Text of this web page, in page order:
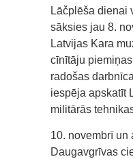
Lāčplēša dienai
sāksies jau 8.
Latvijas Kara
cīnītāju
radošas
iespēja apskatīt
militārās
10. novembrī un
Daugavgrīvas